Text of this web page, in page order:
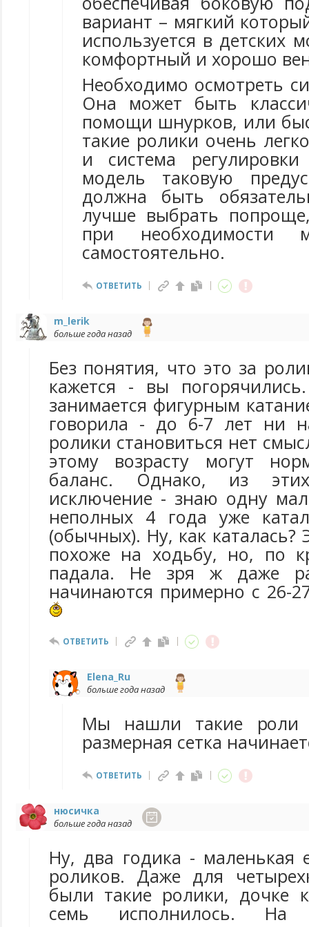
вариант – мягкий
используется в детских
комфортный и хорошо
Необходимо осмотреть
Она может быть
помощи шнурков, или
такие ролики очень
и система
модель таковую
должна быть
лучше выбрать
при необходимости
самостоятельно.
ОТВЕТИТЬ
m_lerik
больше года назад
Без понятия, что это за
кажется - вы
занимается фигурным
говорила - до 6-7 лет ни
ролики становиться нет
этому возрасту могут
баланс. Однако, из
исключение - знаю одну
неполных 4 года уже
(обычных). Ну, как
похоже на ходьбу, но, по
падала. Не зря ж даже
начинаются примерно с 26-
ОТВЕТИТЬ
Elena_Ru
больше года назад
Мы нашли такие роли
размерная сетка
ОТВЕТИТЬ
нюсичка
больше года назад
Ну, два годика - маленькая
роликов. Даже для
были такие ролики, дочке
семь исполнилось. На